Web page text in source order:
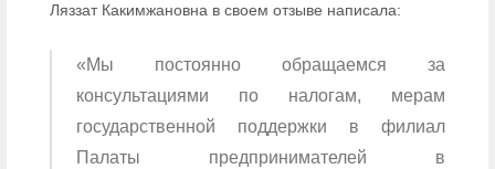
Ляззат Какимжановна в своем отзыве написала:
«Мы постоянно обращаемся за
консультациями по налогам, мерам
государственной поддержки в филиал
Палаты предпринимателей в